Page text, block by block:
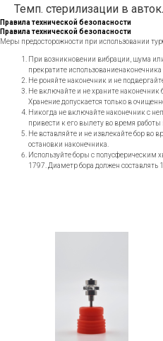
Темп. стерилизации в
Правила технической безопасности
Правила технической безопасности
Меры предосторожности при использовании
При возникновении вибрации, шума
прекратите
Не роняйте наконечник и не
Не включайте и не храните наконечник
Хранение допускается только в
Никогда не включайте наконечник с
привести к его вылету во время
Не вставляйте и не извлекайте бор во
остановки наконечника.
Используйте боры с полусферическим
1797. Диаметр бора должен составлять